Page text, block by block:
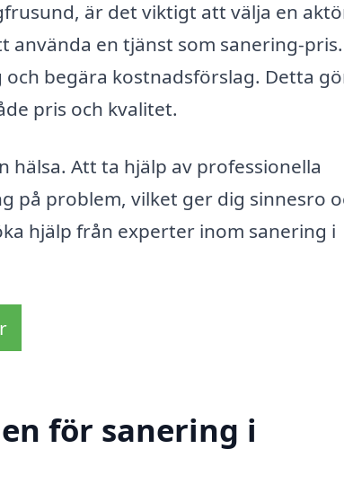
är det viktigt att välja en
använda en tjänst som sanering-
begära kostnadsförslag. Detta
pris och kvalitet.
hälsa. Att ta hjälp av professionella
på problem, vilket ger dig sinnesro
hjälp från experter inom sanering i
för sanering i